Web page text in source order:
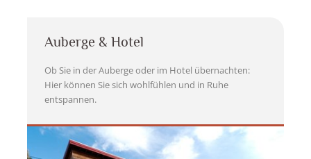
Auberge & Hotel
Ob Sie in der Auberge oder im Hotel übernachten:
Hier können Sie sich wohlfühlen und in Ruhe
entspannen.